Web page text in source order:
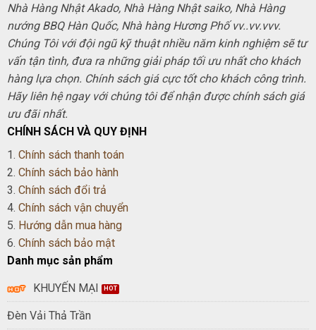
Nhà Hàng Nhật Akado, Nhà Hàng Nhật saiko, Nhà Hàng
nướng BBQ Hàn Quốc, Nhà hàng Hương Phố vv..vv.vvv.
Chúng Tôi với đội ngũ kỹ thuật nhiều năm kinh nghiệm sẽ tư
vấn tận tình, đưa ra những giải pháp tối ưu nhất cho khách
hàng lựa chọn. Chính sách giá cực tốt cho khách công trình.
Hãy liên hệ ngay với chúng tôi để nhận được chính sách giá
ưu đãi nhất.
CHÍNH SÁCH VÀ QUY ĐỊNH
1. Chính sách thanh toán
2. Chính sách bảo hành
3. Chính sách đổi trả
4. Chính sách vận chuyển
5. Hướng dẫn mua hàng
6. Chính sách bảo mật
Danh mục sản phẩm
KHUYẾN MẠI
Đèn Vải Thả Trần